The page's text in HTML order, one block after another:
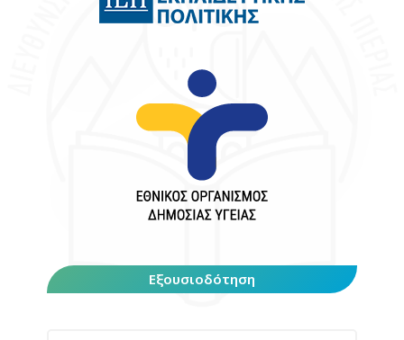
Εξουσιοδότηση